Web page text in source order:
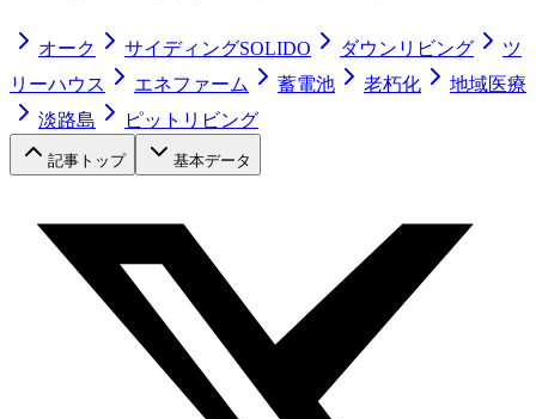
オーク サイディングSOLIDO ダウンリビング
ツ
リーハウス
エネファーム 蓄電池 老朽化
地域医療
淡路島
ピットリビング
記事トップ 基本データ